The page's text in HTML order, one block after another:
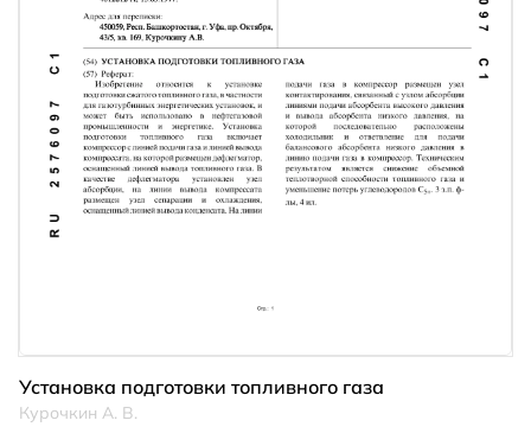
Установка подготовки топливного газа
Курочкин А. В.